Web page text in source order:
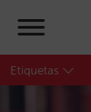
Etiquetas